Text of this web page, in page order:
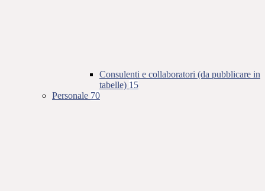
Consulenti e collaboratori (da pubblicare in
tabelle) 15
Personale 70